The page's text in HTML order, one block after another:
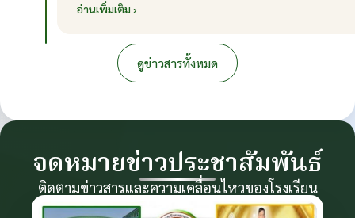
อ่านเพิ่มเติม ›
ดูข่าวสารทั้งหมด
จดหมายข่าวประชาสัมพันธ์
ติดตามข่าวสารและความเคลื่อนไหวของโรงเรียน